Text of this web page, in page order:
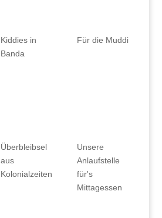
Kiddies in
Banda
Für die Muddi
Überbleibsel
aus
Kolonialzeiten
Unsere
Anlaufstelle
für's
Mittagessen